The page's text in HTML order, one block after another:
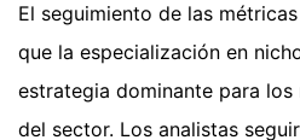
El seguimiento de las
que la especialización en
estrategia dominante para
del sector. Los analistas